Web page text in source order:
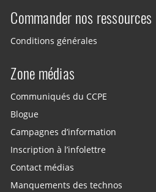
Commander nos ressources
Conditions générales
Zone médias
Communiqués du CCPE
Blogue
Campagnes d’information
Inscription à l’infolettre
Contact médias
Manquements des technos